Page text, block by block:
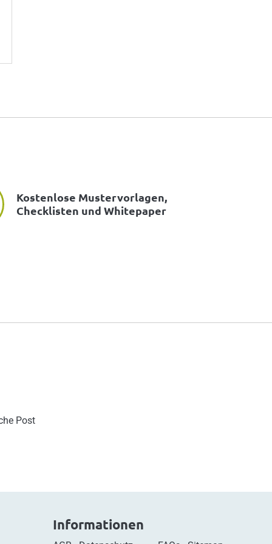
Kostenlose Mustervorlagen,
Checklisten und Whitepaper
Post
Informationen